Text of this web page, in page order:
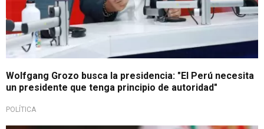
Wolfgang Grozo busca la presidencia: "El Perú necesita
un presidente que tenga principio de autoridad"
POLÍTICA